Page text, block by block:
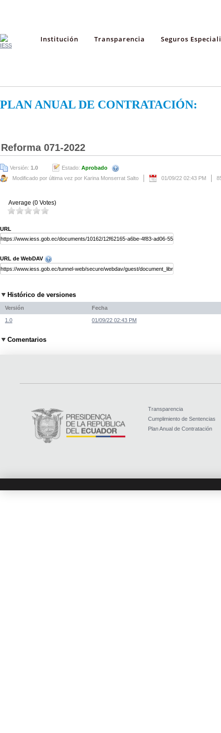
Institución Transparencia Seguros
PLAN ANUAL DE CONTRATACIÓN:
Reforma 071-2022
Versión: 1.0 Estado: Aprobado
Modificado por última vez por Karina Monserrat Salto
01/09/22 02:43 PM
Average (0 Votes)
URL
URL de WebDAV
Histórico de versiones
Versión Fecha
1.0 01/09/22 02:43 PM
Comentarios
Transparencia
Cumplimiento de Sentencias
Plan Anual de Contratación